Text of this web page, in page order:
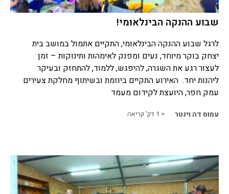
שבוע ההנקה הבינלאומי!
לרגל שבוע ההנקה הבינלאומי, התקיים אתמול במושב בית
יצחק בוקר מיוחד, נעים ומפנק לאימהות ותינוקות – זמן
לעצור רגע את השגרה, להיפגש, ללמוד, להתחזק ובעיקר
ליהנות יחד. האירוע התקיים ביוזמת ובשיתוף מחלקת צעירים
עמק חפר, היועצת לקידום מעמד
עמוס דה וינטר < 1 דק' קריאה